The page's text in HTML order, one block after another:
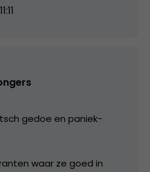
gedoe en paniek-
waar ze goed in